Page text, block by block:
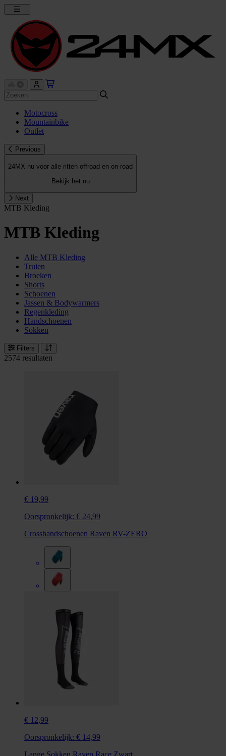
Motocross
Mountainbike
Outlet
Previous
24MX nu voor alle ritten offroad en on-road
Bekijk het nu
Next
MTB Kleding
MTB Kleding
Alle MTB Kleding
Truien
Broeken
Shorts
Schoenen
Jassen & Bodywarmers
Regenkleding
Handschoenen
Sokken
Filters
2574 resultaten
€ 19,99
Oorspronkelijk: € 24,99
Crosshandschoenen Raven RV-ZERO
€ 12,99
Oorspronkelijk: € 14,99
Lange Sokken Raven Race Zwart